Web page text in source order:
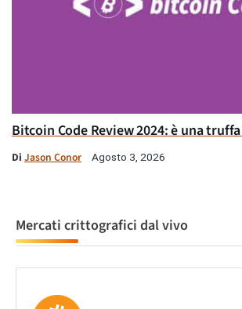
Bitcoin Code Review 2024: è una
Di Jason Conor Agosto 3, 2026
Mercati crittografici dal vivo